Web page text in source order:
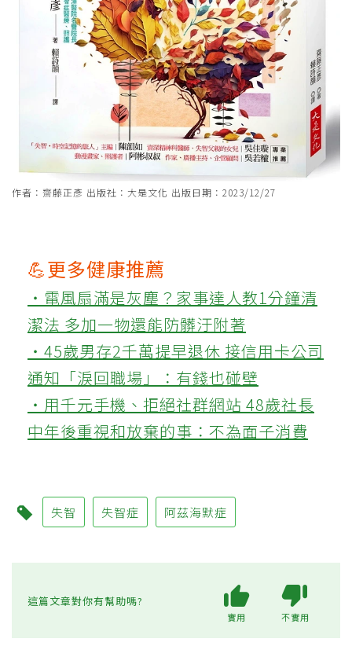
作者：齋藤正彥 出版社：大是文化 出版日期：2023/12/27
💪更多健康推薦
‧電風扇滿是灰塵？家事達人教1分鐘清
潔法 多加一物還能防髒汙附著
‧45歲男存2千萬提早退休 接信用卡公司
通知「淚回職場」：有錢也碰壁
‧用千元手機、拒絕社群網站 48歲社長
中年後重視和放棄的事：不為面子消費
失智 失智症 阿茲海默症
這篇文章對你有幫助嗎?
實用 不實用